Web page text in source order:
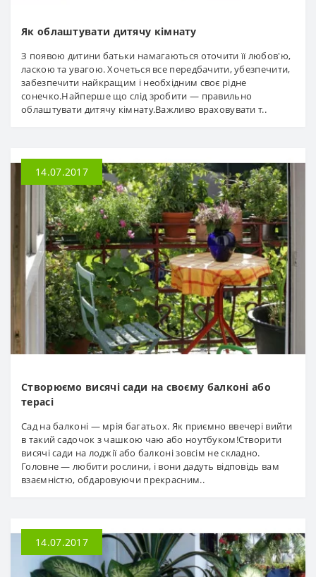
Як облаштувати дитячу кімнату
З появою дитини батьки намагаються оточити її любов'ю,
ласкою та увагою. Хочеться все передбачити, убезпечити,
забезпечити найкращим і необхідним своє рідне
сонечко.Найперше що слід зробити — правильно
облаштувати дитячу кімнату.Важливо враховувати т..
14.07.2017
Створюємо висячі сади на своєму балконі або
терасі
Сад на балконі — мрія багатьох. Як приємно ввечері вийти
в такий садочок з чашкою чаю або ноутбуком!Створити
висячі сади на лоджії або балконі зовсім не складно.
Головне — любити рослини, і вони дадуть відповідь вам
взаємністю, обдаровуючи прекрасним..
14.07.2017